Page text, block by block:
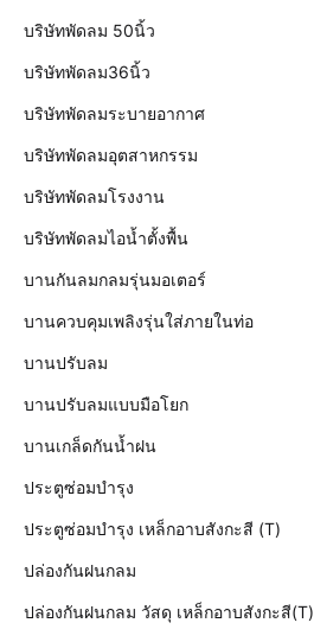
บริษัทพัดลม 50นิ้ว
บริษัทพัดลม36นิ้ว
บริษัทพัดลมระบายอากาศ
บริษัทพัดลมอุตสาหกรรม
บริษัทพัดลมโรงงาน
บริษัทพัดลมไอน้ำตั้งพื้น
บานกันลมกลมรุ่นมอเตอร์
บานควบคุมเพลิงรุ่นใส่ภายในท่อ
บานปรับลม
บานปรับลมแบบมือโยก
บานเกล็ดกันน้ำฝน
ประตูซ่อมบำรุง
ประตูซ่อมบำรุง เหล็กอาบสังกะสี (T)
ปล่องกันฝนกลม
ปล่องกันฝนกลม วัสดุ เหล็กอาบสังกะสี(T)